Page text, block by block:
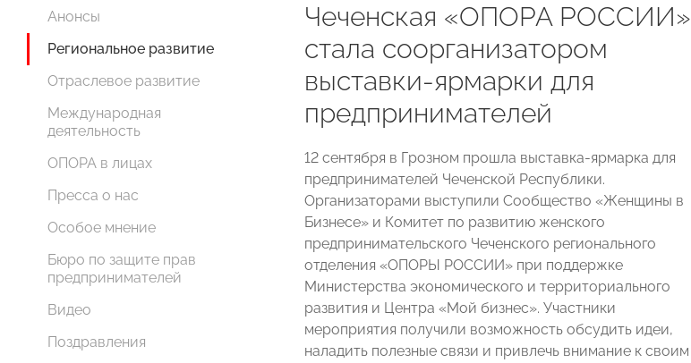
Анонсы
Региональное развитие
Отраслевое развитие
Международная
деятельность
ОПОРА в лицах
Пресса о нас
Особое мнение
Бюро по защите прав
предпринимателей
Видео
Поздравления
Чеченская «ОПОРА РОССИИ»
стала соорганизатором
выставки-ярмарки для
предпринимателей
12 сентября в Грозном прошла выставка-ярмарка для
предпринимателей Чеченской Республики.
Организаторами выступили Сообщество «Женщины в
Бизнесе» и Комитет по развитию женского
предпринимательского Чеченского регионального
отделения «ОПОРЫ РОССИИ» при поддержке
Министерства экономического и территориального
развития и Центра «Мой бизнес». Участники
мероприятия получили возможность обсудить идеи,
наладить полезные связи и привлечь внимание к своим